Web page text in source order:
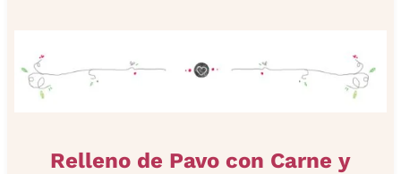
Relleno de Pavo con Carne y